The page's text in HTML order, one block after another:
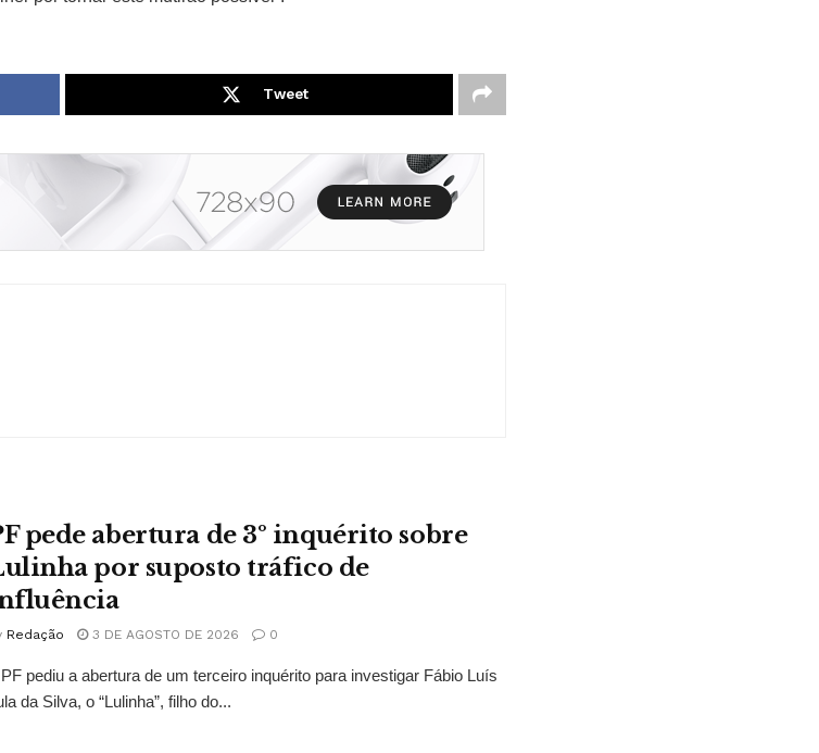
Tweet
pede abertura de 3º inquérito sobre
por suposto tráfico de
Redação 3 DE AGOSTO DE 2026 0
pediu a abertura de um terceiro inquérito para investigar Fábio Luís
da Silva, o “Lulinha”, filho do...